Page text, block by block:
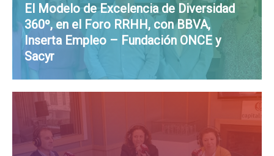
El Modelo de Excelencia de Diversidad
360º, en el Foro RRHH, con BBVA,
Inserta Empleo – Fundación ONCE y
Sacyr